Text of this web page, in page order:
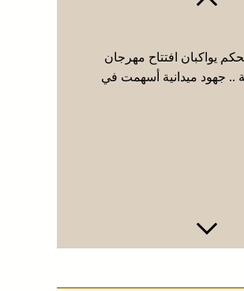
يواكبان افتتاح مهرجان
.. جهود ميدانية أسهمت في